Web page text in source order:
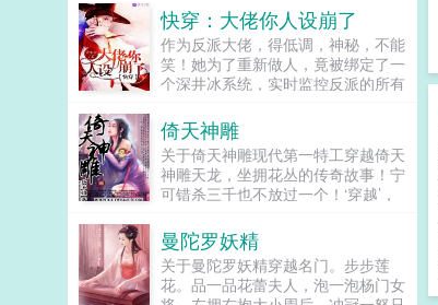
了心。娘死爹守门，个人顾个人，只
剩她一个六岁的小姑娘跟她经常失忆
的哑巴大侄子相依为命！呜呜，好惨
一女的！女主武力强有钱有系统宠瓶
邪男主黑瞎子，逗比二人组！...
快穿：大佬你人设崩了
作为反派大佬，得低调，神秘，不能
笑！她为了重新做人，竟被绑定了一
个深井冰系统，实时监控反派的所有
神医徒儿，过来让为师乐乐。某女师
父，您是反派，不能笑。高冷总裁女
人，讲个笑话！某女总裁，您的反派
人设即将崩坏！大佬的人设随时会
崩，维护人设任重而道远。...
倚天神雕
关于倚天神雕现代第一特工穿越倚天
神雕天龙，坐拥花丛的传奇故事！宁
可错杀三千也不放过一个！‘穿越’，
数，一个个冰清玉洁的清纯玉女，如
何‘穿越’，还等什么？赶快点击
吧！...
曼陀罗妖精
关于曼陀罗妖精穿越名门。步步莲
花。品一品花蕾夫人，泡一泡杨门女